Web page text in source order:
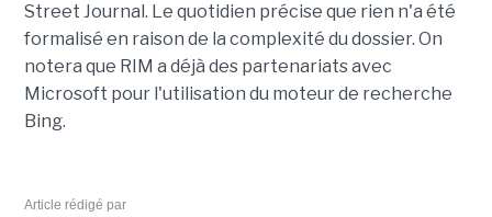
Street Journal. Le quotidien précise que rien n'a été
formalisé en raison de la complexité du dossier. On
notera que RIM a déjà des partenariats avec
Microsoft pour l'utilisation du moteur de recherche
Bing.
Article rédigé par